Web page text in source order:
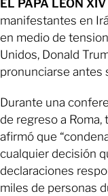
EL PAPA LEÓN XIV
manifestantes en
en medio de
Unidos, Donald
pronunciarse antes
Durante una
de regreso a Roma,
afirmó que
cualquier decisión
declaraciones
miles de personas